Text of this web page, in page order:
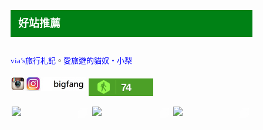
好站推薦
via’s旅行札記。 愛旅遊的貓奴‧小梨
74